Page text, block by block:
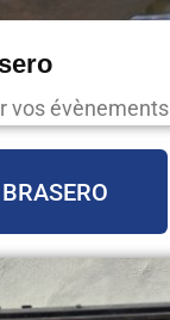
vos évènements